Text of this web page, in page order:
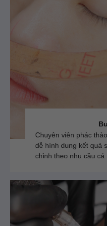
Chuyên viên phác
dễ hình dung kết quả
chỉnh theo nhu cầu cá